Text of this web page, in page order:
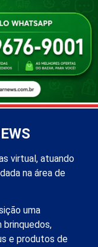
virtual, atuando
na área de
uma
brinquedos,
e produtos de